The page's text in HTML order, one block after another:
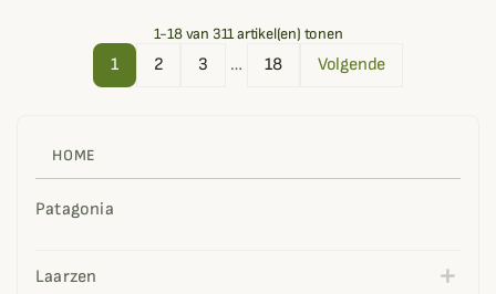
HOME
Patagonia
Laarzen
1-18 van 311 artikel(en) tonen
1 2 3 … 18 Volgende